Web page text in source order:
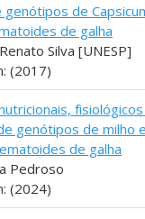
genótipos de
de galha
Silva [UNESP]
(2017)
genótipos de milho
de galha
Pedroso
(2024)